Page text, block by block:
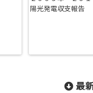
陽光発電収支報告
最